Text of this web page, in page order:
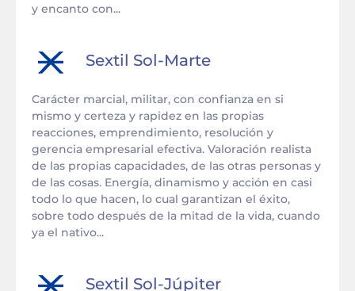
y encanto con...
Sextil Sol-Marte
Carácter marcial, militar, con confianza en si
mismo y certeza y rapidez en las propias
reacciones, emprendimiento, resolución y
gerencia empresarial efectiva. Valoración realista
de las propias capacidades, de las otras personas y
de las cosas. Energía, dinamismo y acción en casi
todo lo que hacen, lo cual garantizan el éxito,
sobre todo después de la mitad de la vida, cuando
ya el nativo...
Sextil Sol-Júpiter